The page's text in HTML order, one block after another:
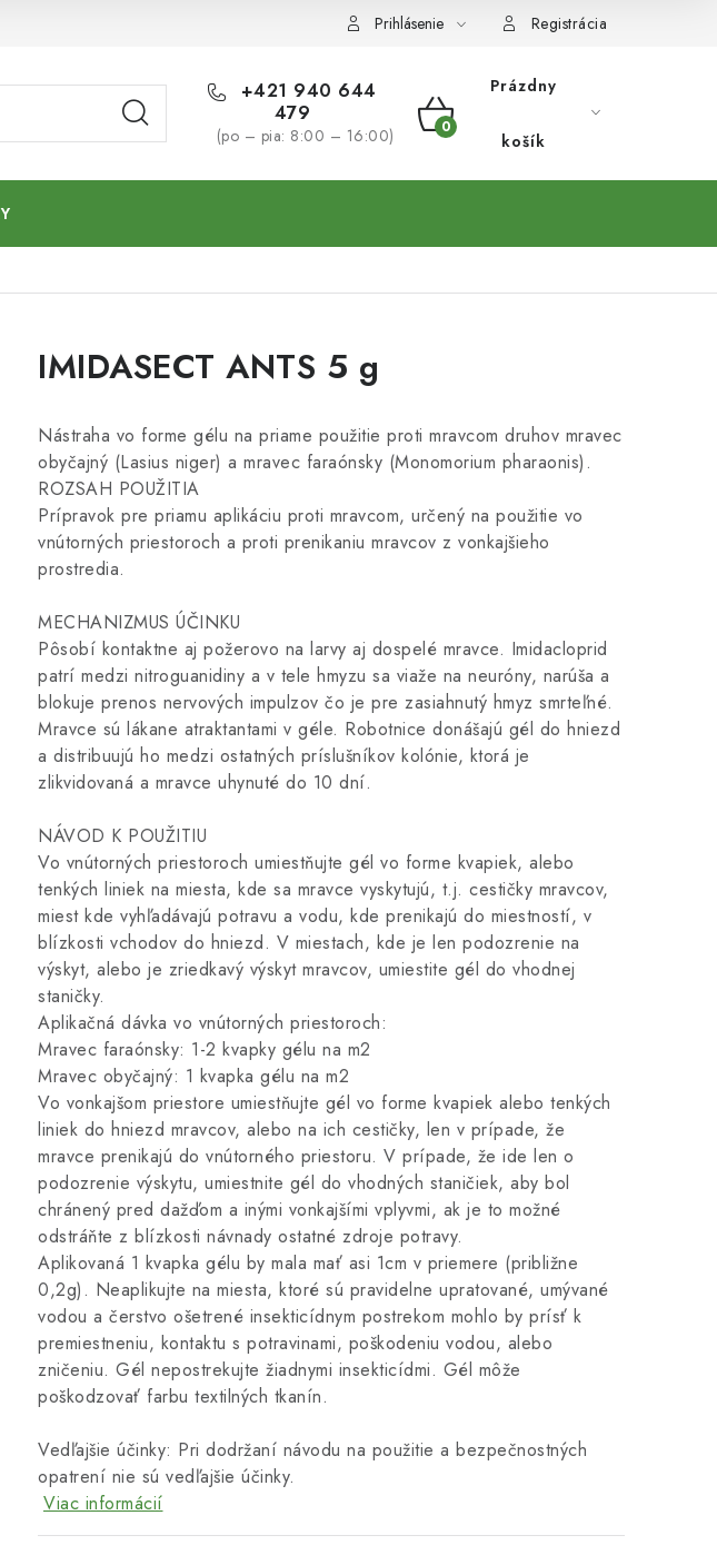
Prihlásenie Registrácia
+421 940 644
479
(po – pia: 8:00 – 16:00)
NÁKUPNÝ
Prázdny
košík
IMIDASECT ANTS 5 g
Nástraha vo forme gélu na priame použitie proti mravcom druhov mravec
obyčajný (Lasius niger) a mravec faraónsky (Monomorium pharaonis).
ROZSAH POUŽITIA
Prípravok pre priamu aplikáciu proti mravcom, určený na použitie vo
vnútorných priestoroch a proti prenikaniu mravcov z vonkajšieho
prostredia.
MECHANIZMUS ÚČINKU
Pôsobí kontaktne aj požerovo na larvy aj dospelé mravce. Imidacloprid
patrí medzi nitroguanidiny a v tele hmyzu sa viaže na neuróny, narúša a
blokuje prenos nervových impulzov čo je pre zasiahnutý hmyz smrteľné.
Mravce sú lákane atraktantami v géle. Robotnice donášajú gél do hniezd
a distribuujú ho medzi ostatných príslušníkov kolónie, ktorá je
zlikvidovaná a mravce uhynuté do 10 dní.
NÁVOD K POUŽITIU
Vo vnútorných priestoroch umiestňujte gél vo forme kvapiek, alebo
tenkých liniek na miesta, kde sa mravce vyskytujú, t.j. cestičky mravcov,
miest kde vyhľadávajú potravu a vodu, kde prenikajú do miestností, v
blízkosti vchodov do hniezd. V miestach, kde je len podozrenie na
výskyt, alebo je zriedkavý výskyt mravcov, umiestite gél do vhodnej
staničky.
Aplikačná dávka vo vnútorných priestoroch:
Mravec faraónsky: 1-2 kvapky gélu na m2
Mravec obyčajný: 1 kvapka gélu na m2
Vo vonkajšom priestore umiestňujte gél vo forme kvapiek alebo tenkých
liniek do hniezd mravcov, alebo na ich cestičky, len v prípade, že
mravce prenikajú do vnútorného priestoru. V prípade, že ide len o
podozrenie výskytu, umiestnite gél do vhodných staničiek, aby bol
chránený pred dažďom a inými vonkajšími vplyvmi, ak je to možné
odstráňte z blízkosti návnady ostatné zdroje potravy.
Aplikovaná 1 kvapka gélu by mala mať asi 1cm v priemere (približne
0,2g). Neaplikujte na miesta, ktoré sú pravidelne upratované, umývané
vodou a čerstvo ošetrené insekticídnym postrekom mohlo by prísť k
premiestneniu, kontaktu s potravinami, poškodeniu vodou, alebo
zničeniu. Gél nepostrekujte žiadnymi insekticídmi. Gél môže
poškodzovať farbu textilných tkanín.
Vedľajšie účinky: Pri dodržaní návodu na použitie a bezpečnostných
opatrení nie sú vedľajšie účinky.
Viac informácií